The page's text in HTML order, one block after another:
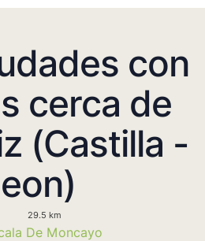
con
cerca de
(Castilla -
29.5 km
De Moncayo